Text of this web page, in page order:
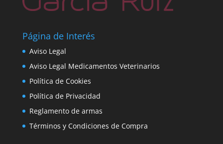
Página de Interés
Aviso Legal
Aviso Legal Medicamentos Veterinarios
Política de Cookies
Política de Privacidad
Reglamento de armas
Términos y Condiciones de Compra